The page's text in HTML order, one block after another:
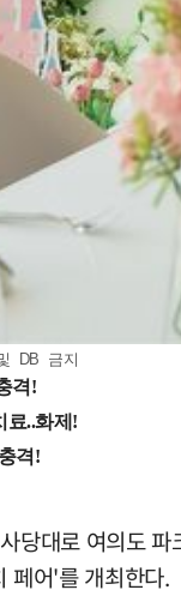
DB 금지
당대로 여의도
페어'를 개최한다.